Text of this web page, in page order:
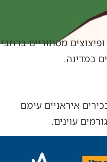
מסתוריים ברחבי
במדינה.
איראניים עימם
עוינים.